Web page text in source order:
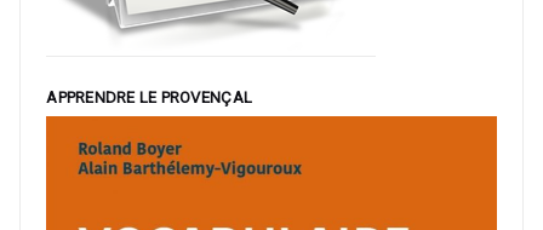
APPRENDRE LE PROVENÇAL